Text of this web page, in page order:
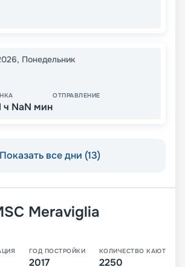
, Понедельник
ч NaN мин
ОТПРАВЛЕНИЕ
Показать все дни (13)
Meraviglia
ГОД ПОСТРОЙКИ
2017
КОЛИЧЕСТВО КАЮТ
2250